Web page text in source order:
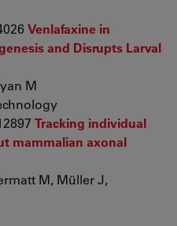
Venlafaxine in
and Disrupts Larval
M
Tracking individual
mammalian axonal
M, Müller J,